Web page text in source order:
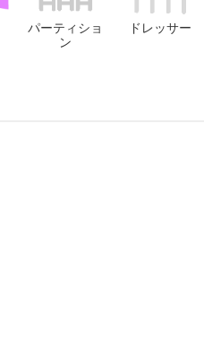
パーティショ
ン
ドレッサー